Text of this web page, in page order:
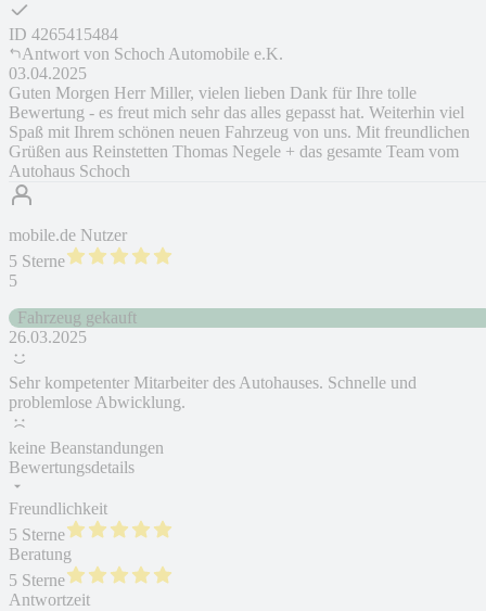
ID 4265415484
Antwort von Schoch Automobile e.K.
03.04.2025
Guten Morgen Herr Miller, vielen lieben Dank für Ihre tolle
Bewertung - es freut mich sehr das alles gepasst hat. Weiterhin viel
Spaß mit Ihrem schönen neuen Fahrzeug von uns. Mit freundlichen
Grüßen aus Reinstetten Thomas Negele + das gesamte Team vom
Autohaus Schoch
mobile.de Nutzer
5 Sterne
5
Fahrzeug gekauft
26.03.2025
Sehr kompetenter Mitarbeiter des Autohauses. Schnelle und
problemlose Abwicklung.
keine Beanstandungen
Bewertungsdetails
Freundlichkeit
5 Sterne
Beratung
5 Sterne
Antwortzeit